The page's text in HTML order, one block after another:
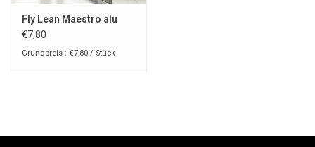
Fly Lean Maestro alu
€7,80
Grundpreis : €7,80 / Stück